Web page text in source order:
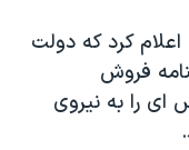
کرد که دولت
فروش
جنگی پيشرفته اف-۱۵ اس ای را به نيروی